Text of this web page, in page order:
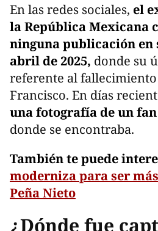
En las redes sociales, el
la República Mexicana
ninguna publicación en
abril de 2025, donde su
referente al
Francisco. En días
una fotografía de un fan
donde se encontraba.
También te puede
moderniza para ser
Peña Nieto
¿Dónde fue